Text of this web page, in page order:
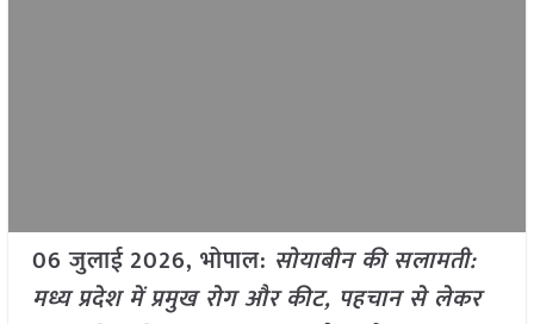
06 जुलाई2026, भोपाल: सोयाबीन की सलामती:
मध्य प्रदेश में प्रमुख रोग और कीट, पहचान से लेकर